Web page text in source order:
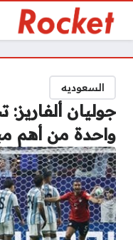
السعوديه
جوليان
واحدة من أهم